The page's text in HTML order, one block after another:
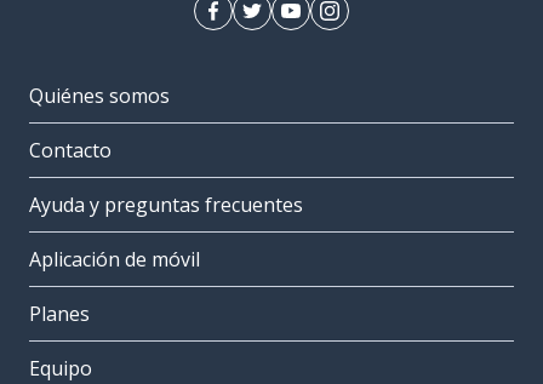
Quiénes somos
Contacto
Ayuda y preguntas frecuentes
Aplicación de móvil
Planes
Equipo